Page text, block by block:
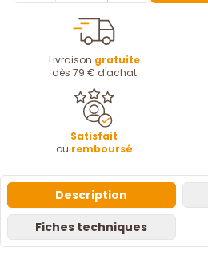
Livraison gratuite
dès 79 € d'achat
Satisfait
ou remboursé
Description
Fiches techniques